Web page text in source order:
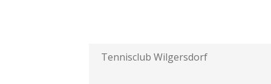
Tennisclub Wilgersdorf